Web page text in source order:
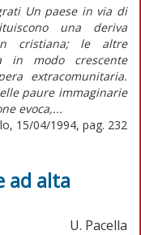
Un paese in via di
una deriva
cristiana; le altre
in modo crescente
extracomunitaria.
paure immaginarie
evoca,...
15/04/1994, pag. 232
ad alta
U. Pacella